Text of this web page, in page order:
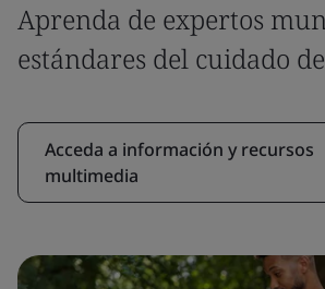
Aprenda de expertos
estándares del cuidado
Acceda a información y recursos
multimedia